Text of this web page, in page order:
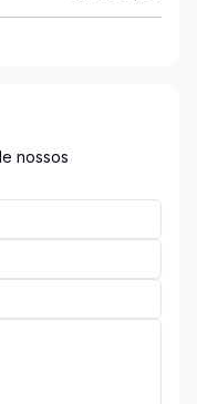
nossos